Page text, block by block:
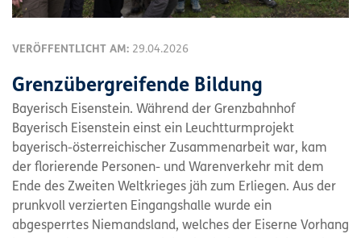
VERÖFFENTLICHT AM: 29.04.2026
Grenzübergreifende Bildung
Bayerisch Eisenstein. Während der Grenzbahnhof
Bayerisch Eisenstein einst ein Leuchtturmprojekt
bayerisch-österreichischer Zusammenarbeit war, kam
der florierende Personen- und Warenverkehr mit dem
Ende des Zweiten Weltkrieges jäh zum Erliegen. Aus der
prunkvoll verzierten Eingangshalle wurde ein
abgesperrtes Niemandsland, welches der Eiserne Vorhang